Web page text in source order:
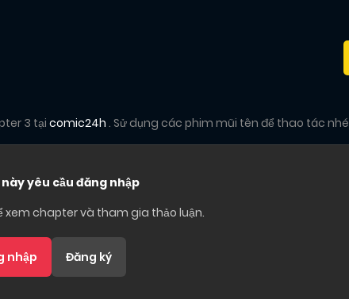
3 tạicomic24h . Sử dụng các phim mũi tên để thao tác nhé
yêu cầu đăng nhập
xem chapter và tham gia thảo luận.
nhập Đăng ký